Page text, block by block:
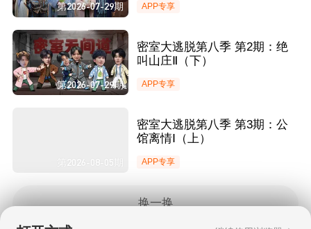
第2026-07-29期 APP专享
第2026-07-29期
密室大逃脱第八季 第2期：绝
叫山庄Ⅱ（下）
APP专享
第2026-08-05期
密室大逃脱第八季 第3期：公
馆离情Ⅰ（上）
APP专享
换一换